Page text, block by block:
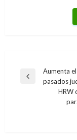
Navegación
Entrada
Aumenta
pasados
HRW